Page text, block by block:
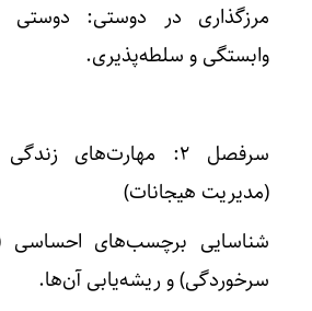
مرزگذاری در دوستی: دوستی
وابستگی و سلطه‌پذیری.
سرفصل ۲: مهارت‌های
(مدیریت هیجانات)
شناسایی برچسب‌های احساسی
سرخوردگی) و ریشه‌یابی آن‌ها.